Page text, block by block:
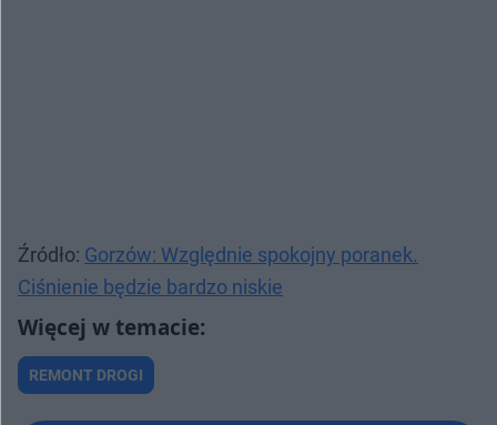
Źródło: Gorzów: Względnie spokojny poranek.
Ciśnienie będzie bardzo niskie
REMONT DROGI